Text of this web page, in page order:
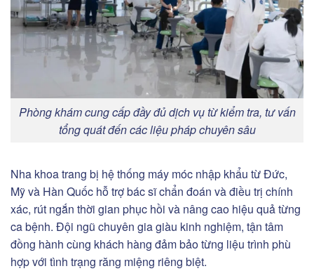
Phòng khám cung cấp đầy đủ dịch vụ từ kiểm tra, tư vấn
tổng quát đến các liệu pháp chuyên sâu
Nha khoa trang bị hệ thống máy móc nhập khẩu từ Đức,
Mỹ và Hàn Quốc hỗ trợ bác sĩ chẩn đoán và điều trị chính
xác, rút ngắn thời gian phục hồi và nâng cao hiệu quả từng
ca bệnh. Đội ngũ chuyên gia giàu kinh nghiệm, tận tâm
đồng hành cùng khách hàng đảm bảo từng liệu trình phù
hợp với tình trạng răng miệng riêng biệt.